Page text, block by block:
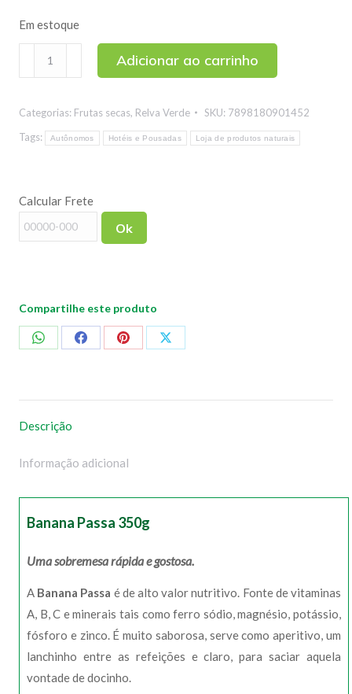
Em estoque
quantidade
Adicionar ao carrinho
Categorias: Frutas secas, Relva Verde SKU: 7898180901452
Tags:
Autônomos Hotéis e Pousadas Loja de produtos naturais
Calcular Frete
Ok
Compartilhe este produto
CompartilharCompartilharCompartilharCompartilhar
Descrição
Informação adicional
Banana Passa 350g
Uma sobremesa rápida e gostosa.
A Banana Passa é de alto valor nutritivo. Fonte de vitaminas
A, B, C e minerais tais como ferro sódio, magnésio, potássio,
fósforo e zinco. É muito saborosa, serve como aperitivo, um
lanchinho entre as refeições e claro, para saciar aquela
vontade de docinho.